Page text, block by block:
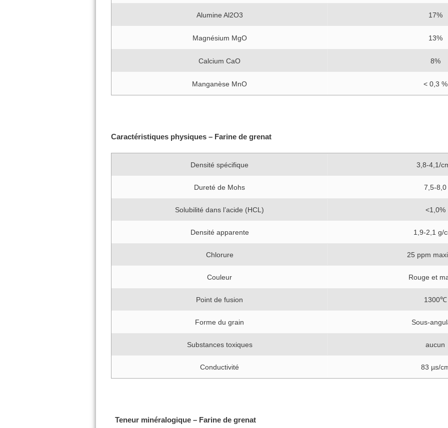
Alumine Al2O3 17%
Magnésium MgO 13%
Calcium CaO 8%
Manganèse MnO < 0,3 %
Caractéristiques physiques – Farine de grenat
Densité spécifique 3,8-4,1/
Dureté de Mohs 7,5-8,0
Solubilité dans l’acide (HCL) <1,0%
Densité apparente 1,9-2,1 g/
Chlorure 25 ppm
Couleur Rouge et
Point de fusion 1300℃
Forme du grain Sous-
Substances toxiques aucun
Conductivité 83 µs/
Teneur minéralogique – Farine de grenat